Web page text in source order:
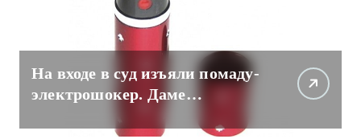
На входе в суд изъяли помаду-
электрошокер. Даме